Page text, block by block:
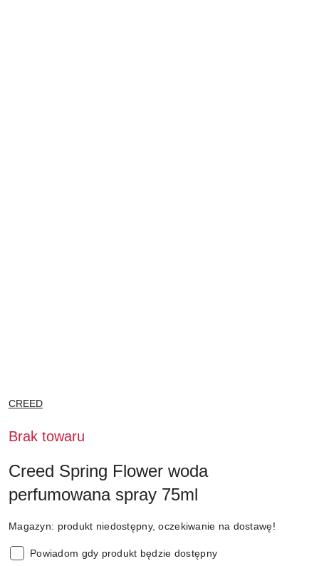
NAZWA
PRODUCENTA:
CREED
Brak towaru
Creed Spring Flower woda
perfumowana spray 75ml
Magazyn: produkt niedostępny, oczekiwanie na dostawę!
Powiadom gdy produkt będzie dostępny